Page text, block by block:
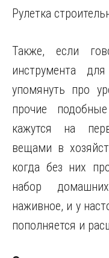
Рулетка
Также, если
инструмента
упомянуть про
прочие
кажутся на
вещами в
когда без них
набор
наживное, и у
пополняется и